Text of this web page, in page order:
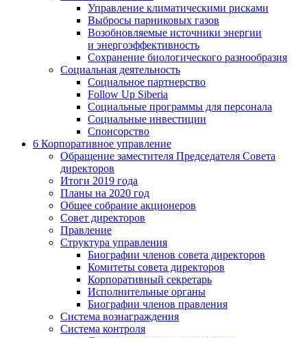
Управление климатическими рисками
Выбросы парниковых газов
Возобновляемые источники энергии
и энергоэффективность
Сохранение биологического разнообразия
Социальная деятельность
Социальное партнерство
Follow Up Siberia
Социальные программы для персонала
Социальные инвестиции
Спонсорство
6 Корпоративное управление
Обращение заместителя Председателя Совета
директоров
Итоги 2019 года
Планы на 2020 год
Общее собрание акционеров
Совет директоров
Правление
Структура управления
Биографии членов совета директоров
Комитеты совета директоров
Корпоративный секретарь
Исполнительные органы
Биографии членов правления
Система вознаграждения
Система контроля